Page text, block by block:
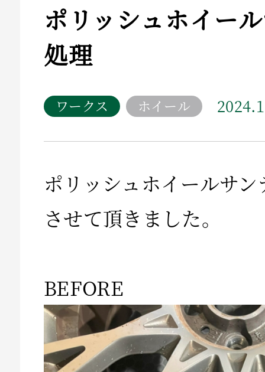
ポリッシュホイー
処理
ワークス ホイール
ポリッシュホイールサ
させて頂きました。
BEFORE